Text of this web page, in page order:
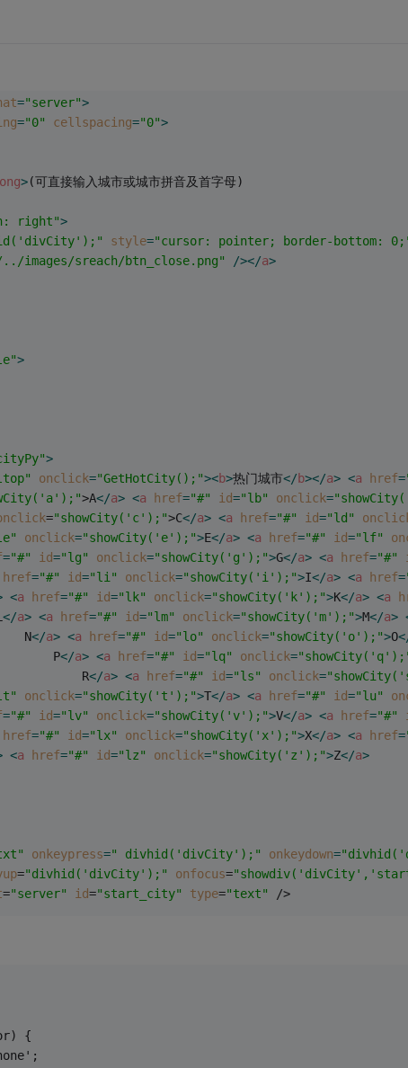
="server">
="0" cellspacing="0">
>(可直接输入城市或城市拼音及首字母)
right">
style="cursor: pointer; border-bottom:
images/sreach/btn_close.png" /></a>
>
>
onclick="GetHotCity();"><b>热门城市</b></a> <a href=
>A</a> <a href="#" id="lb" onclick=
="showCity('c');">C</a> <a href="#" id="ld"
onclick="showCity('e');">E</a> <a href="#" id="lf"
="#" id="lg" onclick="showCity('g');">G</a> <a href="#"
href="#" id="li" onclick="showCity('i');">I</a> <a href=
<a href="#" id="lk" onclick="showCity('k');">K</a> <a
</a> <a href="#" id="lm" onclick="showCity('m');">M</a>
N
</a> <a href="#" id="lo" onclick="showCity('o');">O
P
</a> <a href="#" id="lq" onclick=
R
</a> <a href="#" id="ls" onclick=
onclick="showCity('t');">T</a> <a href="#" id="lu"
="#" id="lv" onclick="showCity('v');">V</a> <a href="#"
href="#" id="lx" onclick="showCity('x');">X</a> <a href=
<a href="#" id="lz" onclick="showCity('z');">Z</a>
onkeypress=" divhid('divCity');" onkeydown=
="divhid('divCity');" onfocus=
="server" id="start_city" type="text" />
{